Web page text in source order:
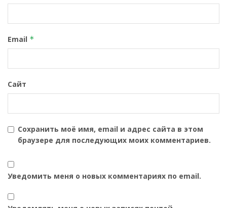
Email *
Сайт
Сохранить моё имя, email и адрес сайта в этом
браузере для последующих моих комментариев.
Уведомить меня о новых комментариях по email.